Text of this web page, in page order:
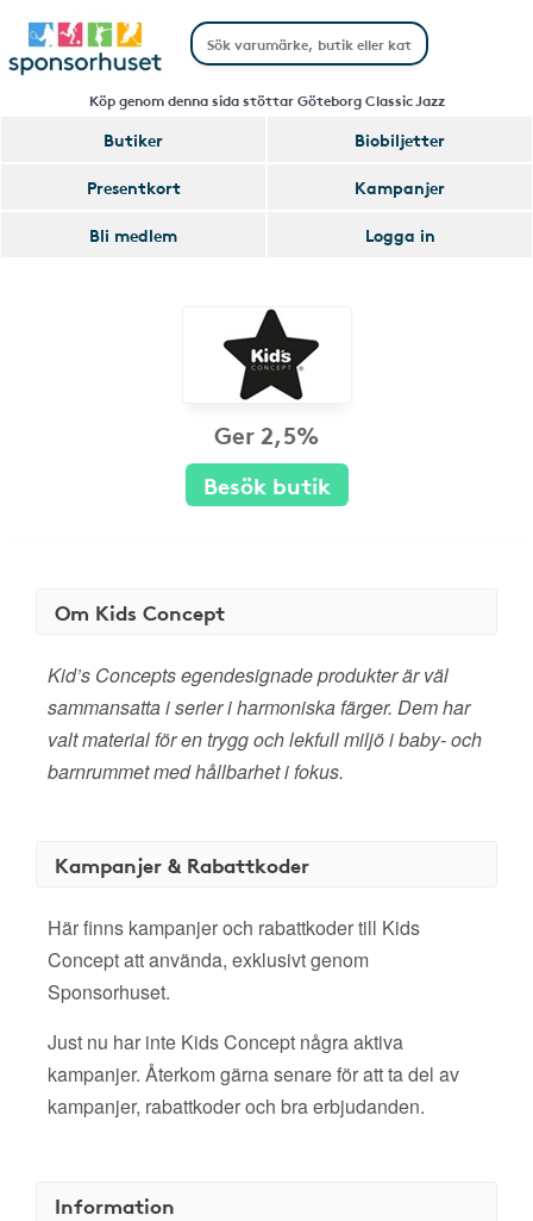
Köp genom denna sida stöttar Göteborg Classic Jazz
Butiker
Biobiljetter
Presentkort
Kampanjer
Bli medlem
Logga in
Ger 2,5%
Besök butik
Om Kids Concept
Kid’s Concepts egendesignade produkter är väl
sammansatta i serier i harmoniska färger. Dem har
valt material för en trygg och lekfull miljö i baby- och
barnrummet med hållbarhet i fokus.
Kampanjer & Rabattkoder
Här finns kampanjer och rabattkoder till Kids
Concept att använda, exklusivt genom
Sponsorhuset.
Just nu har inte Kids Concept några aktiva
kampanjer. Återkom gärna senare för att ta del av
kampanjer, rabattkoder och bra erbjudanden.
Information